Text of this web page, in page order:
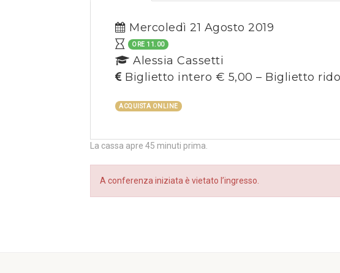
Mercoledì 21 Agosto 2019
ORE 11.00
Alessia Cassetti
Biglietto intero € 5,00 – Biglietto
ACQUISTA ONLINE
La cassa apre 45 minuti prima.
A conferenza iniziata è vietato l’ingresso.